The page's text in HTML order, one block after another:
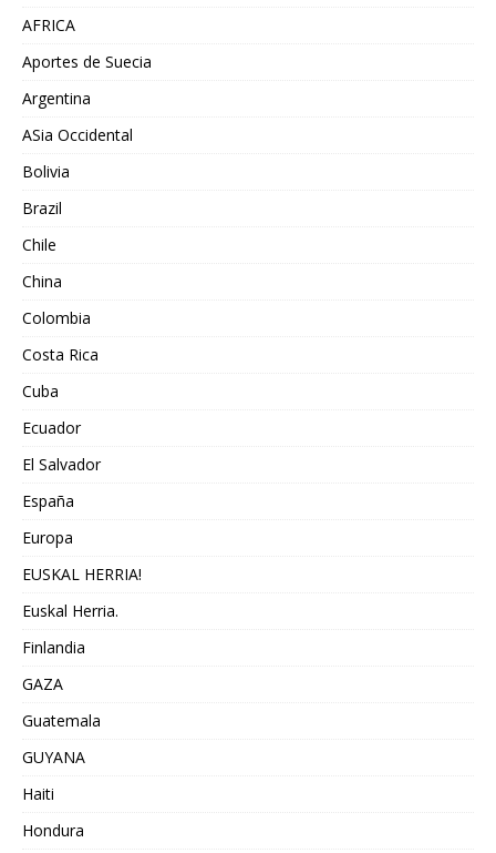
AFRICA
Aportes de Suecia
Argentina
ASia Occidental
Bolivia
Brazil
Chile
China
Colombia
Costa Rica
Cuba
Ecuador
El Salvador
España
Europa
EUSKAL HERRIA!
Euskal Herria.
Finlandia
GAZA
Guatemala
GUYANA
Haiti
Hondura